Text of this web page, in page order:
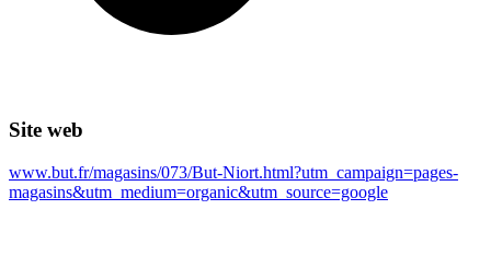
Site web
www.but.fr/magasins/073/But-Niort.html?utm_campaign=pages-
magasins&utm_medium=organic&utm_source=google